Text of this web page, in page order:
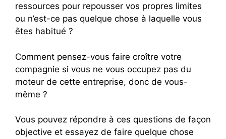
ressources pour repousser vos propres limites
ou n’est-ce pas quelque chose à laquelle vous
êtes habitué ?
Comment pensez-vous faire croître votre
compagnie si vous ne vous occupez pas du
moteur de cette entreprise, donc de vous-
même ?
Vous pouvez répondre à ces questions de façon
objective et essayez de faire quelque chose